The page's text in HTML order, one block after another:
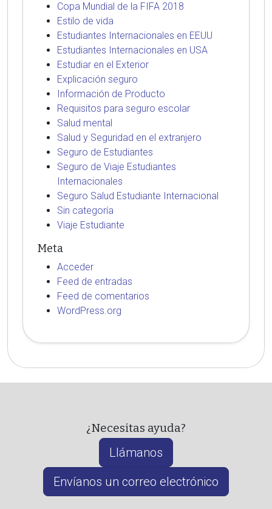
Copa Mundial de la FIFA 2018
Estilo de vida
Estudiantes Internacionales en EEUU
Estudiantes Internacionales en USA
Estudiar en el Exterior
Explicación seguro
Información de Producto
Requisitos para seguro escolar
Salud mental
Salud y Seguridad en el extranjero
Seguro de Estudiantes
Seguro de Viaje Estudiantes
Internacionales
Seguro Salud Estudiante Internacional
Sin categoría
Viaje Estudiante
Meta
Acceder
Feed de entradas
Feed de comentarios
WordPress.org
¿Necesitas ayuda?
Llámanos
Envíanos un correo electrónico